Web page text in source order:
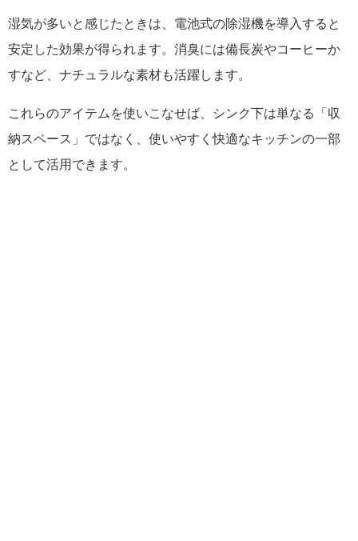
湿気が多いと感じたときは、電池式の除湿機を導入すると
安定した効果が得られます。消臭には備長炭やコーヒーか
すなど、ナチュラルな素材も活躍します。
これらのアイテムを使いこなせば、シンク下は単なる「収
納スペース」ではなく、使いやすく快適なキッチンの一部
として活用できます。